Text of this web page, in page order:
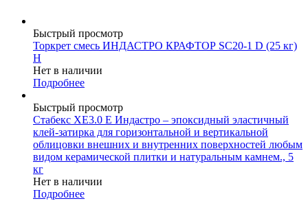
Быстрый просмотр
Торкрет смесь ИНДАСТРО КРАФТОР SC20-1 D (25 кг)
Н
Нет в наличии
Подробнее
Быстрый просмотр
Стабекс XE3.0 E Индастро – эпоксидный эластичный
клей-затирка для горизонтальной и вертикальной
облицовки внешних и внутренних поверхностей любым
видом керамической плитки и натуральным камнем., 5
кг
Нет в наличии
Подробнее